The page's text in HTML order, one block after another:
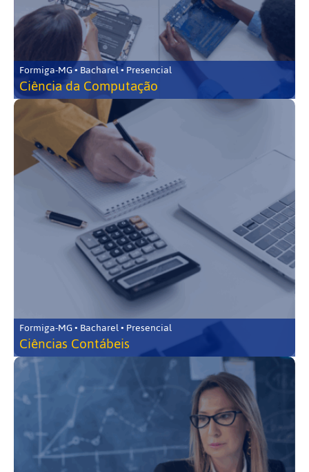
Formiga-MG • Bacharel • Presencial
Ciência da Computação
Formiga-MG • Bacharel • Presencial
Ciências Contábeis